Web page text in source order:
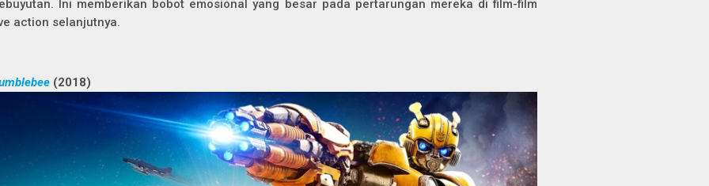
Ini memberikan bobot emosional yang besar pada pertarungan mereka di film-film
action selanjutnya.
(2018)